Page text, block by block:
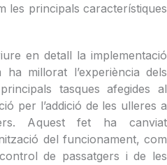
les principals característiques
en detall la implementació
millorat l’experiència dels
tasques afegides al
per l’addició de les ulleres a
Aquest fet ha canviat
del funcionament, com
de passatgers i de les